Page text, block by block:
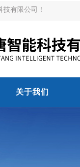
有限公司！
关于我们